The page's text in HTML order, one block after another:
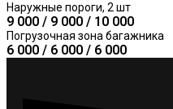
Наружные пороги, 2 шт
9 000 / 9 000 / 10 000
Погрузочная зона багажника
6 000 / 6 000 / 6 000